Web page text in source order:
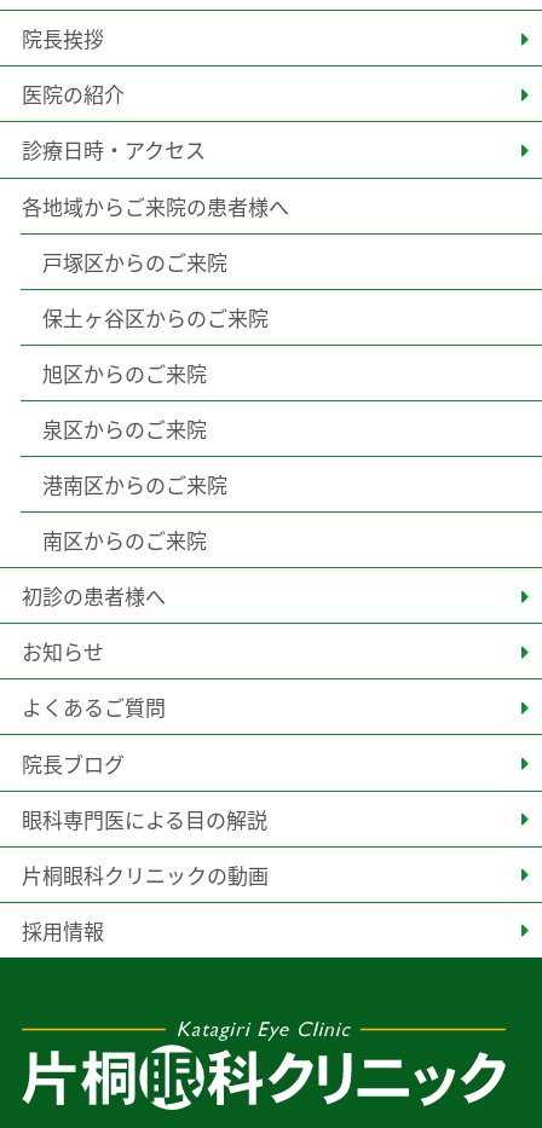
院長挨拶
医院の紹介
診療日時・アクセス
各地域からご来院の患者様へ
戸塚区からのご来院
保土ヶ谷区からのご来院
旭区からのご来院
泉区からのご来院
港南区からのご来院
南区からのご来院
初診の患者様へ
お知らせ
よくあるご質問
院長ブログ
眼科専門医による目の解説
片桐眼科クリニックの動画
採用情報